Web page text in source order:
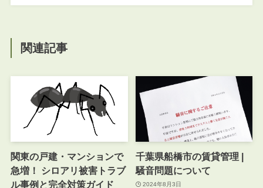
関連記事
関東の戸建・マンションで
急増！ シロアリ被害トラブ
ル事例と完全対策ガイド
千葉県船橋市の賃貸管理 |
騒音問題について
2024年8月3日